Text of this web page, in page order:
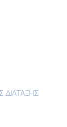
ΔΙΑΤΑΞΗΣ